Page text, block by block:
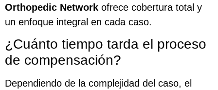
Orthopedic Network ofrece cobertura total y
un enfoque integral en cada caso.
¿Cuánto tiempo tarda el proceso
de compensación?
Dependiendo de la complejidad del caso, el